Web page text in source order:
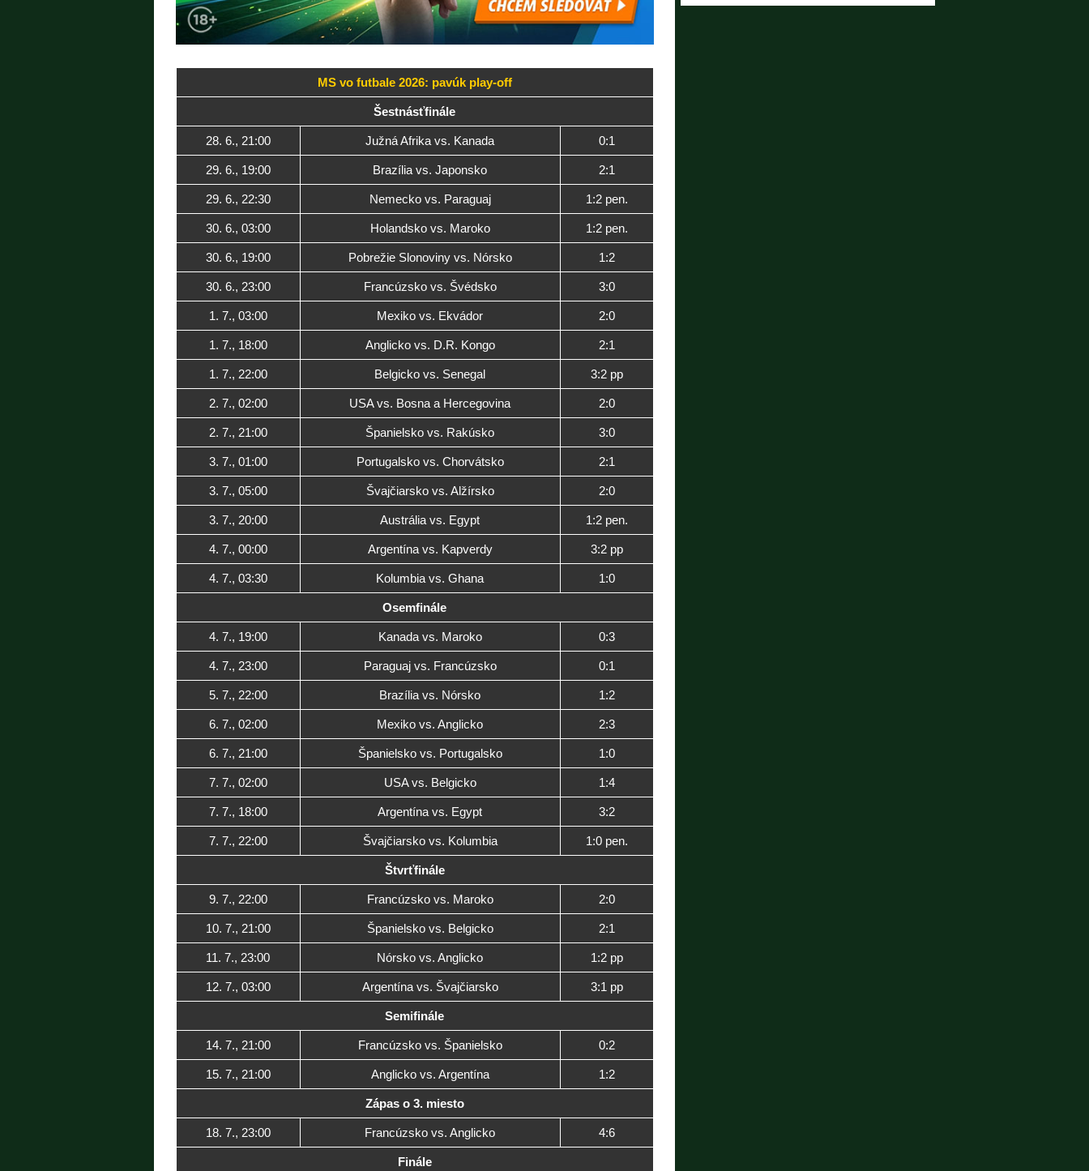
MS vo futbale 2026: pavúk play-off
Šestnásťfinále
28. 6., 21:00 Južná Afrika vs. Kanada 0:1
29. 6., 19:00 Brazília vs. Japonsko 2:1
29. 6., 22:30 Nemecko vs. Paraguaj 1:2 pen.
30. 6., 03:00 Holandsko vs. Maroko 1:2 pen.
30. 6., 19:00 Pobrežie Slonoviny vs. Nórsko 1:2
30. 6., 23:00 Francúzsko vs. Švédsko 3:0
1. 7., 03:00 Mexiko vs. Ekvádor 2:0
1. 7., 18:00 Anglicko vs. D.R. Kongo 2:1
1. 7., 22:00 Belgicko vs. Senegal 3:2 pp
2. 7., 02:00 USA vs. Bosna a Hercegovina 2:0
2. 7., 21:00 Španielsko vs. Rakúsko 3:0
3. 7., 01:00 Portugalsko vs. Chorvátsko 2:1
3. 7., 05:00 Švajčiarsko vs. Alžírsko 2:0
3. 7., 20:00 Austrália vs. Egypt 1:2 pen.
4. 7., 00:00 Argentína vs. Kapverdy 3:2 pp
4. 7., 03:30 Kolumbia vs. Ghana 1:0
Osemfinále
4. 7., 19:00 Kanada vs. Maroko 0:3
4. 7., 23:00 Paraguaj vs. Francúzsko 0:1
5. 7., 22:00 Brazília vs. Nórsko 1:2
6. 7., 02:00 Mexiko vs. Anglicko 2:3
6. 7., 21:00 Španielsko vs. Portugalsko 1:0
7. 7., 02:00 USA vs. Belgicko 1:4
7. 7., 18:00 Argentína vs. Egypt 3:2
7. 7., 22:00 Švajčiarsko vs. Kolumbia 1:0 pen.
Štvrťfinále
9. 7., 22:00 Francúzsko vs. Maroko 2:0
10. 7., 21:00 Španielsko vs. Belgicko 2:1
11. 7., 23:00 Nórsko vs. Anglicko 1:2 pp
12. 7., 03:00 Argentína vs. Švajčiarsko 3:1 pp
Semifinále
14. 7., 21:00 Francúzsko vs. Španielsko 0:2
15. 7., 21:00 Anglicko vs. Argentína 1:2
Zápas o 3. miesto
18. 7., 23:00 Francúzsko vs. Anglicko 4:6
Finále